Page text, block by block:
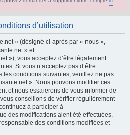
d’utilisation
» (désigné ci-après par « nous »,
» et
»), vous acceptez d’être légalement
Si vous n’acceptez pas d’être
les conditions suivantes, veuillez ne pas
». Nous pouvons modifier ces
et nous essaierons de vous informer de
conseillons de vérifier régulièrement
à participer à
des modifications aient été effectuées,
des conditions modifiées et